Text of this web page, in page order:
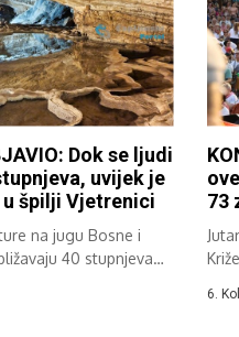
Dok se ljudi
uvijek je
u špilji Vjetrenici
na jugu Bosne i
40 stupnjeva
73
6.